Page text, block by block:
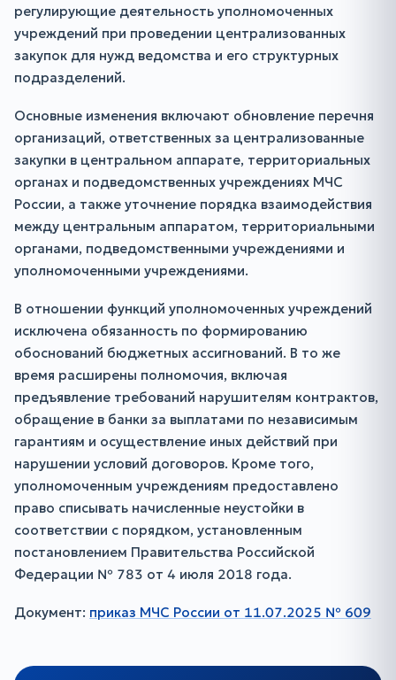
регулирующие деятельность уполномоченных
учреждений при проведении централизованных
закупок для нужд ведомства и его структурных
подразделений.
Основные изменения включают обновление перечня
организаций, ответственных за централизованные
закупки в центральном аппарате, территориальных
органах и подведомственных учреждениях МЧС
России, а также уточнение порядка взаимодействия
между центральным аппаратом, территориальными
органами, подведомственными учреждениями и
уполномоченными учреждениями.
В отношении функций уполномоченных учреждений
исключена обязанность по формированию
обоснований бюджетных ассигнований. В то же
время расширены полномочия, включая
предъявление требований нарушителям контрактов,
обращение в банки за выплатами по независимым
гарантиям и осуществление иных действий при
нарушении условий договоров. Кроме того,
уполномоченным учреждениям предоставлено
право списывать начисленные неустойки в
соответствии с порядком, установленным
постановлением Правительства Российской
Федерации № 783 от 4 июля 2018 года.
Документ: приказ МЧС России от 11.07.2025 № 609